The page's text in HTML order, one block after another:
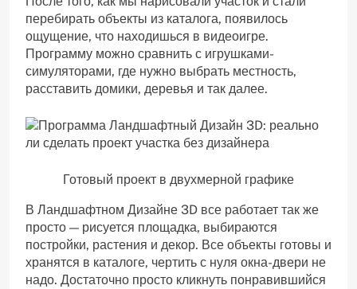
перебирать объекты из каталога, появилось
ощущение, что находишься в видеоигре.
Программу можно сравнить с игрушками-
симуляторами, где нужно выбрать местность,
расставить домики, деревья и так далее.
Готовый проект в двухмерной графике
В Ландшафтном Дизайне 3D все работает так же
просто — рисуется площадка, выбираются
постройки, растения и декор. Все объекты готовы и
хранятся в каталоге, чертить с нуля окна-двери не
надо. Достаточно просто кликнуть понравившийся